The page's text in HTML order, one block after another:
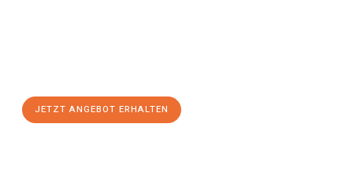
JETZT ANGEBOT ERHALTEN